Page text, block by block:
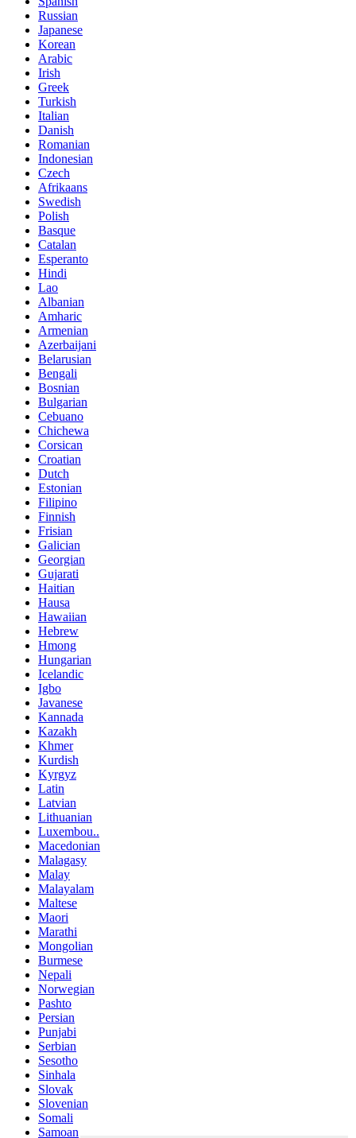
Russian
Japanese
Korean
Arabic
Irish
Greek
Turkish
Italian
Danish
Romanian
Indonesian
Czech
Afrikaans
Swedish
Polish
Basque
Catalan
Esperanto
Hindi
Lao
Albanian
Amharic
Armenian
Azerbaijani
Belarusian
Bengali
Bosnian
Bulgarian
Cebuano
Chichewa
Corsican
Croatian
Dutch
Estonian
Filipino
Finnish
Frisian
Galician
Georgian
Gujarati
Haitian
Hausa
Hawaiian
Hebrew
Hmong
Hungarian
Icelandic
Igbo
Javanese
Kannada
Kazakh
Khmer
Kurdish
Kyrgyz
Latin
Latvian
Lithuanian
Luxembou..
Macedonian
Malagasy
Malay
Malayalam
Maltese
Maori
Marathi
Mongolian
Burmese
Nepali
Norwegian
Pashto
Persian
Punjabi
Serbian
Sesotho
Sinhala
Slovak
Slovenian
Somali
Samoan